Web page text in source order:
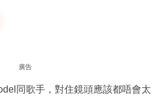
廣告
同歌手，對住鏡頭應該都唔會太